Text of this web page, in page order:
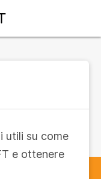
utili su come
e ottenere